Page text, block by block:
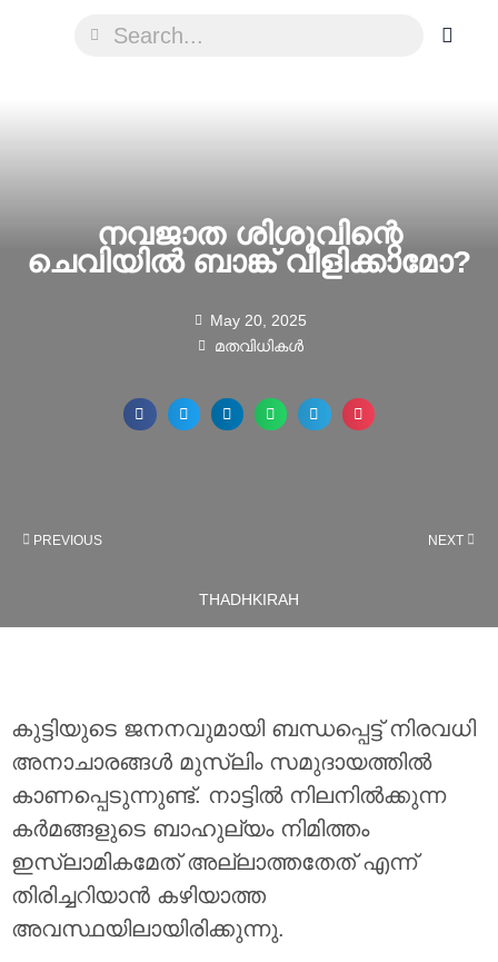
നവജാത ശിശുവിന്റെ
ചെവിയിൽ ബാങ്ക് വിളിക്കാമോ?
May 20, 2025
മതവിധികൾ
PREVIOUS NEXT
THADHKIRAH
കുട്ടിയുടെ ജനനവുമായി ബന്ധപ്പെട്ട് നിരവധി
അനാചാരങ്ങൾ മുസ്‌ലിം സമുദായത്തിൽ
കാണപ്പെടുന്നുണ്ട്. നാട്ടിൽ നിലനിൽക്കുന്ന
കർമങ്ങളുടെ ബാഹുല്യം നിമിത്തം
ഇസ്‌ലാമികമേത് അല്ലാത്തതേത് എന്ന്
തിരിച്ചറിയാൻ കഴിയാത്ത
അവസ്ഥയിലായിരിക്കുന്നു.